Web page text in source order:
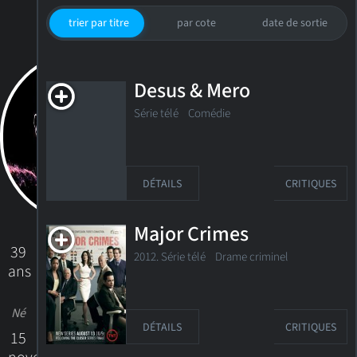
39
ans
Né
15
trier par titre par cote date de sortie
Desus & Mero
Série télé Comédie
DÉTAILS CRITIQUES
Major Crimes
2012. Série télé Drame criminel
DÉTAILS CRITIQUES